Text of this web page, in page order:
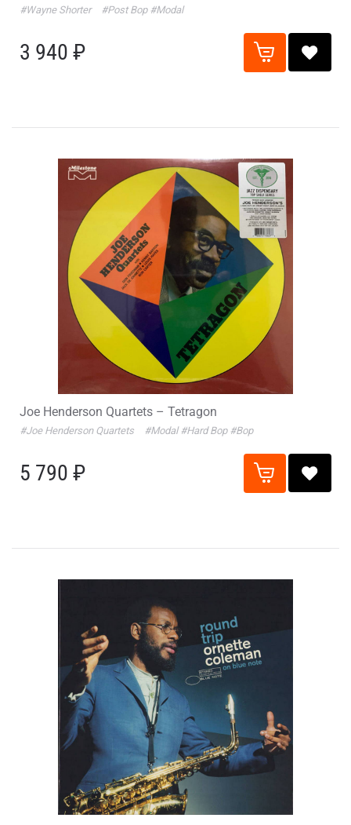
#Wayne Shorter #Post Bop #Modal
3 940 ₽
Joe Henderson Quartets – Tetragon
#Joe Henderson Quartets #Modal #Hard Bop #Bop
5 790 ₽